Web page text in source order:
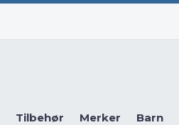
Tilbehør Merker Barn